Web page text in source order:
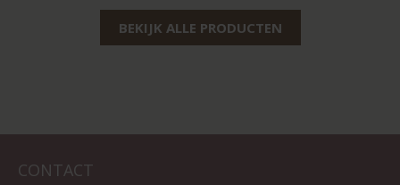
BEKIJK ALLE PRODUCTEN
CONTACT